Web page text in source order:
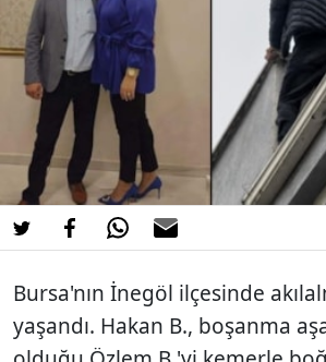
Bursa'nın İnegöl ilçesinde
yaşandı. Hakan B., boşanma